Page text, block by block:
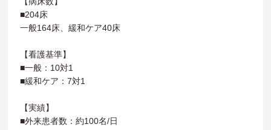
■204床
一般164床、緩和ケア40床
【看護基準】
■一般：10対1
■緩和ケア：7対1
【実績】
■外来患者数：約100名/日